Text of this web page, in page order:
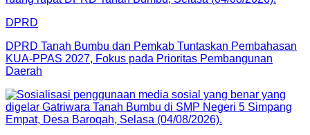
DPRD
DPRD Tanah Bumbu dan Pemkab Tuntaskan Pembahasan
KUA-PPAS 2027, Fokus pada Prioritas Pembangunan
Daerah